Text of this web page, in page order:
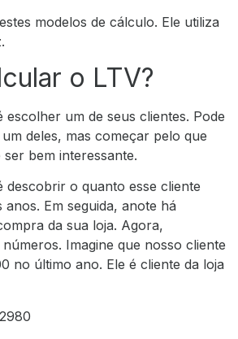
modelos de cálculo. Ele utiliza
o LTV?
escolher um de seus clientes. Pode
deles, mas começar pelo que
bem interessante.
descobrir o quanto esse cliente
Em seguida, anote há
da sua loja. Agora,
Imagine que nosso cliente
no último ano. Ele é cliente da loja